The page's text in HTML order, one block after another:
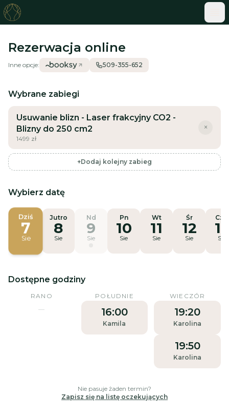
Rezerwacja online
Inne opcje: 509-355-652
Wybrane zabiegi
Usuwanie blizn - Laser frakcyjny CO2 -
Blizny do 250 cm2
1499 zł
×
+Dodaj kolejny zabieg
Wybierz datę
Dziś
7
Sie
Jutro
8
Sie
Nd
9
Sie
Pn
10
Sie
Wt
11
Sie
Śr
12
Sie
Czw
13
Sie
Dostępne godziny
RANO
—
POŁUDNIE
16:00
Kamila
WIECZÓR
19:20
Karolina
19:50
Karolina
Nie pasuje żaden termin?
Zapisz się na listę oczekujących